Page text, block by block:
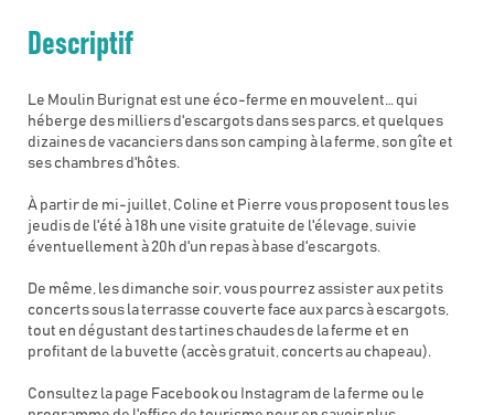
Descriptif
Le Moulin Burignat est une éco-ferme en mouvelent… qui
héberge des milliers d'escargots dans ses parcs, et quelques
dizaines de vacanciers dans son camping à la ferme, son gîte et
ses chambres d'hôtes.
À partir de mi-juillet, Coline et Pierre vous proposent tous les
jeudis de l'été à 18h une visite gratuite de l'élevage, suivie
éventuellement à 20h d'un repas à base d'escargots.
De même, les dimanche soir, vous pourrez assister aux petits
concerts sous la terrasse couverte face aux parcs à escargots,
tout en dégustant des tartines chaudes de la ferme et en
profitant de la buvette (accès gratuit, concerts au chapeau).
Consultez la page Facebook ou Instagram de la ferme ou le